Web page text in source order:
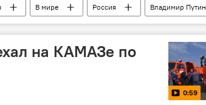
В мире Россия
Владимир Путин
структура указ
на КАМАЗе по
0:59